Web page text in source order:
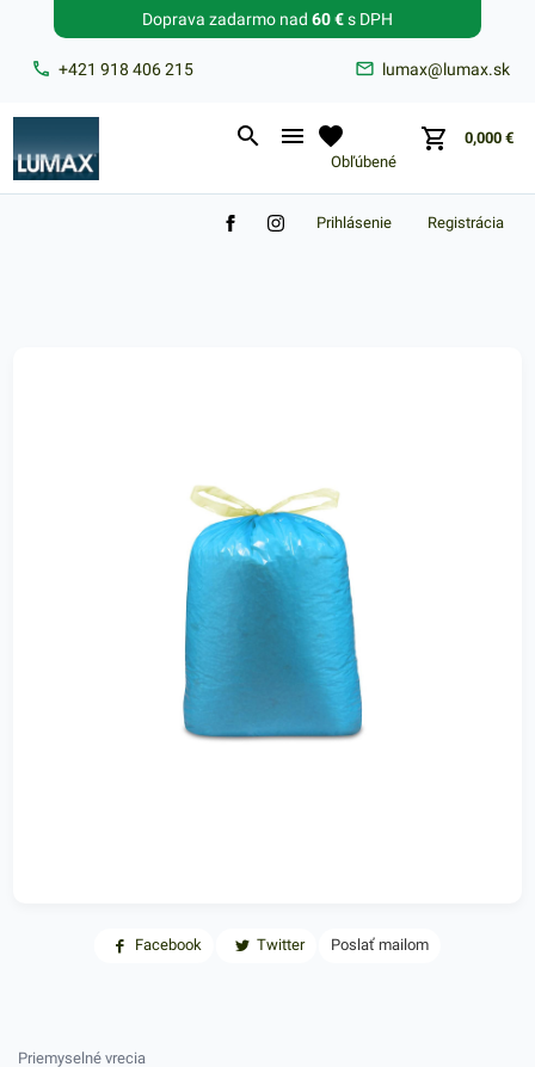
+421 918 406 215 lumax@lumax.sk
Doprava zadarmo nad 60 €s DPH
Obľúbené
0,000 €
Zabudnuté heslo?
Registrácia
Prihlásenie
Facebook Twitter Poslať mailom
Priemyselné vrecia